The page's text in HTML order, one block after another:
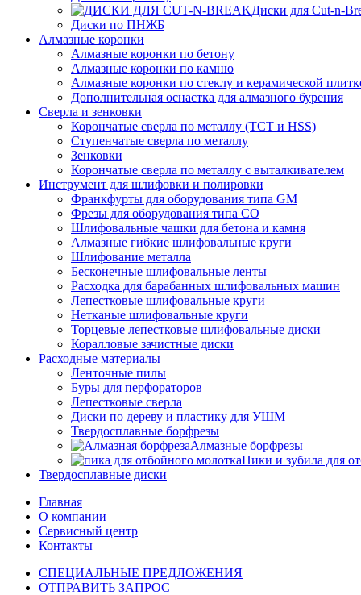
Диски для Cut-n-
Диски по ПНЖБ
Алмазные коронки
Алмазные коронки по бетону
Алмазные коронки по камню
Алмазные коронки по стеклу и керамической
Дополнительная оснастка для алмазного бурения
Сверла и зенковки
Корончатые сверла по металлу (TCT и HSS)
Ступенчатые сверла по металлу
Зенковки
Корончатые сверла по металлу c выталкивателем
Инструмент для шлифовки и полировки
Франкфурты для оборудования типа GM
Фрезы для оборудования типа СО
Шлифовальные чашки для бетона и камня
Алмазные гибкие шлифовальные круги
Шлифование металла
Бесконечные шлифовальные ленты
Расходка для барабанных шлифовальных машин
Лепестковые шлифовальные круги
Нетканые шлифовальные круги
Торцевые лепестковые шлифовальные диски
Коралловые зачистные диски
Расходные материалы
Ленточные пилы
Буры для перфораторов
Лепестковые сверла
Диски по дереву и пластику для УШМ
Твердосплавные борфрезы
Алмазные борфрезы
Пики и зубила для
Твердосплавные диски
Главная
О компании
Сервисный центр
Контакты
СПЕЦИАЛЬНЫЕ ПРЕДЛОЖЕНИЯ
ОТПРАВИТЬ ЗАПРОС